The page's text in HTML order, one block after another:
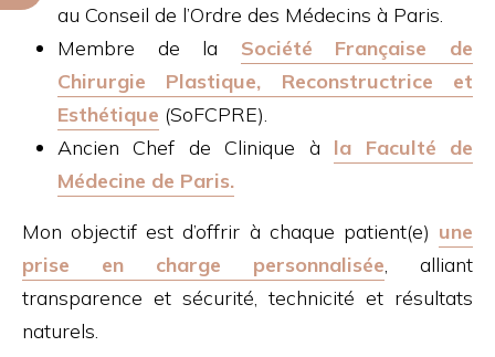
au Conseil de l’Ordre des Médecins à Paris.
Membre de la Société Française de
Chirurgie Plastique, Reconstructrice et
Esthétique (SoFCPRE).
Ancien Chef de Clinique à la Faculté de
Médecine de Paris.
Mon objectif est d’offrir à chaque patient(e) une
prise en charge personnalisée, alliant
transparence et sécurité, technicité et résultats
naturels.